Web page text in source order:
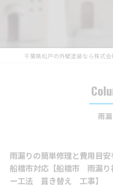
千葉県松戸の外壁塗装なら株式
雨
雨漏りの簡単修理と費用目
船橋市対応【船橋市 雨漏
ー工法 葺き替え 工事】